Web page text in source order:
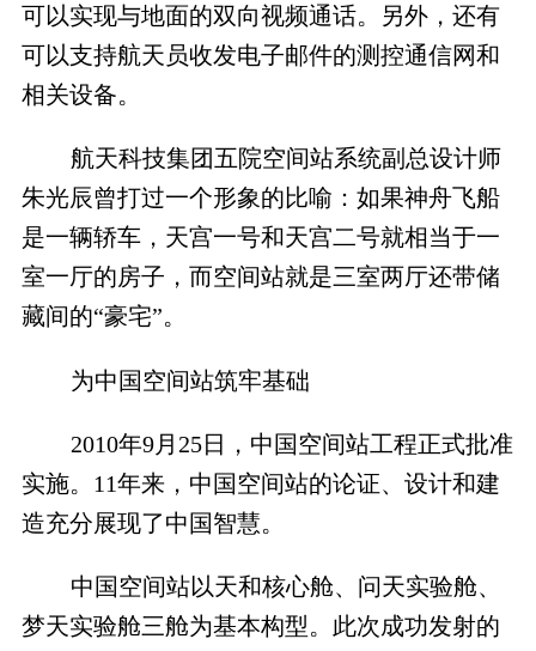
可以实现与地面的双向视频通话。另外，还有
可以支持航天员收发电子邮件的测控通信网和
相关设备。
航天科技集团五院空间站系统副总设计师
朱光辰曾打过一个形象的比喻：如果神舟飞船
是一辆轿车，天宫一号和天宫二号就相当于一
室一厅的房子，而空间站就是三室两厅还带储
藏间的“豪宅”。
为中国空间站筑牢基础
2010年9月 25日，中国空间站工程正式批准
实施。 11年来，中国空间站的论证、设计和建
造充分展现了中国智慧。
中国空间站以天和核心舱、问天实验舱、
梦天实验舱三舱为基本构型。此次成功发射的